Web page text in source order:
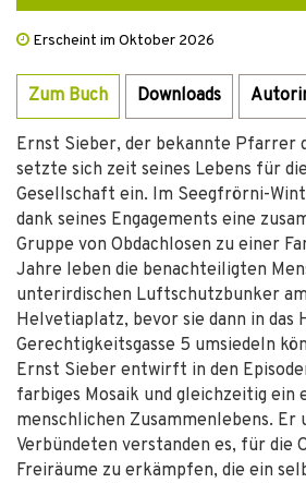
Erscheint im Oktober 2026
Zum Buch Downloads
Ernst Sieber, der bekannte Pfarrer
setzte sich zeit seines Lebens für
Gesellschaft ein. Im Seegfrörni-
dank seines Engagements eine
Gruppe von Obdachlosen zu einer
Jahre leben die benachteiligten
unterirdischen Luftschutzbunker
Helvetiaplatz, bevor sie dann in das
Gerechtigkeitsgasse 5 umsiedeln
Ernst Sieber entwirft in den
farbiges Mosaik und gleichzeitig ein
menschlichen Zusammenlebens. Er
Verbündeten verstanden es, für die
Freiräume zu erkämpfen, die ein